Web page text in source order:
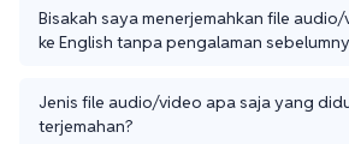
Bisakah saya menerjemahkan file
ke English tanpa pengalaman
Jenis file audio/video apa saja yang
terjemahan?